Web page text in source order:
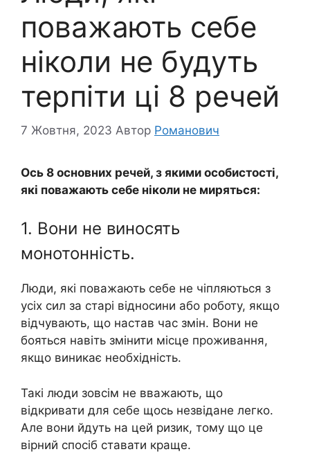
поважають себе
ніколи не будуть
терпіти ці 8 речей
7 Жовтня, 2023 Автор Романович
Ось 8 основних речей, з якими особистості,
які поважають себе ніколи не миряться:
1. Вони не виносять
монотонність.
Люди, які поважають себе не чіпляються з
усіх сил за старі відносини або роботу, якщо
відчувають, що настав час змін. Вони не
бояться навіть змінити місце проживання,
якщо виникає необхідність.
Такі люди зовсім не вважають, що
відкривати для себе щось незвідане легко.
Але вони йдуть на цей ризик, тому що це
вірний спосіб ставати краще.